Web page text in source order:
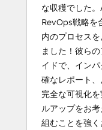
な収穫でした
RevOps戦略を
内のプロセス
ました！彼ら
イドで、イン
確なレポート
完全な可視化
ルアップをお
組むことを強く